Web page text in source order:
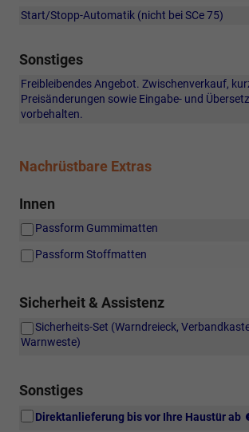
Start/Stopp-Automatik (nicht bei SCe 75)
Sonstiges
Freibleibendes Angebot. Zwischenverkauf,
Preisänderungen sowie Eingabe- und
vorbehalten.
Nachrüstbare Extras
Innen
Passform Gummimatten
Passform Stoffmatten
Sicherheit & Assistenz
Sicherheits-Set (Warndreieck,
Warnweste)
Sonstiges
Direktanlieferung bis vor Ihre Haustür ab